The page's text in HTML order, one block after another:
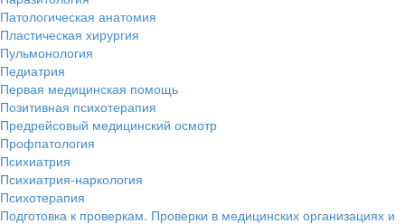
Патологическая анатомия
Пластическая хирургия
Пульмонология
Педиатрия
Первая медицинская помощь
Позитивная психотерапия
Предрейсовый медицинский осмотр
Профпатология
Психиатрия
Психиатрия-наркология
Психотерапия
Подготовка к проверкам. Проверки в медицинских организациях и